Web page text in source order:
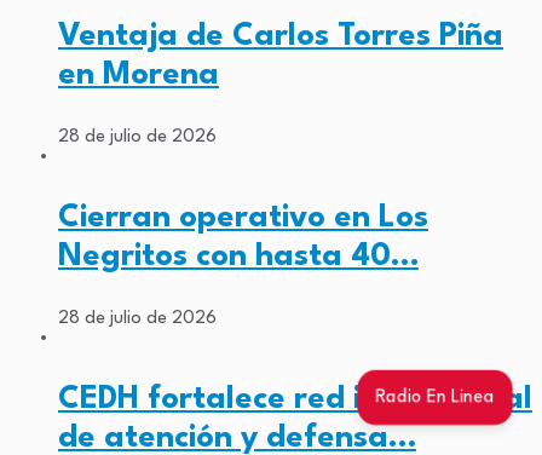
Radio En Linea
Ventaja de Carlos Torres Piña
en Morena
28 de julio de 2026
Cierran operativo en Los
Negritos con hasta 40…
28 de julio de 2026
CEDH fortalece red institucional
de atención y defensa…